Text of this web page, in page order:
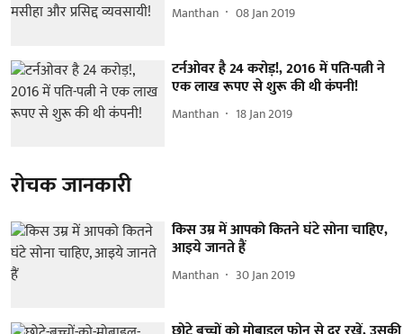
Manthan 08 Jan 2019
टर्नओवर है 24 करोड़!, 2016 में पति-पत्नी ने
एक लाख रूपए से शुरू की थी कंपनी!
Manthan 18 Jan 2019
रोचक जानकारी
किस उम्र में आपको कितने घंटे सोना चाहिए,
आइये जानते हैं
Manthan 30 Jan 2019